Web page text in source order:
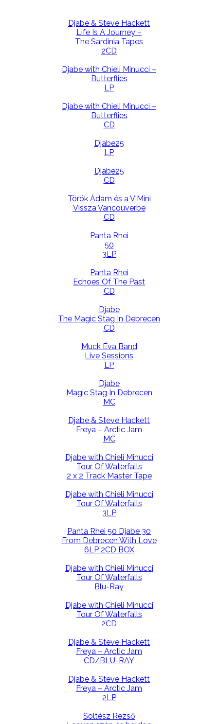
Djabe & Steve Hackett
Life Is A Journey –
The Sardinia Tapes
2CD
Djabe with Chieli Minucci –
Butterflies
LP
Djabe with Chieli Minucci –
Butterflies
CD
Djabe25
LP
Djabe25
CD
Török Ádám és a V Mini
Vissza Vancouverbe
CD
Panta Rhei
50
3LP
Panta Rhei
Echoes Of The Past
CD
Djabe
The Magic Stag In Debrecen
CD
Muck Éva Band
Live Sessions
LP
Djabe
Magic Stag In Debrecen
MC
Djabe & Steve Hackett
Freya – Arctic Jam
MC
Djabe with Chieli Minucci
Tour Of Waterfalls
2 x 2 Track Master Tape
Djabe with Chieli Minucci
Tour Of Waterfalls
3LP
Panta Rhei 50 Djabe 30
From Debrecen With Love
6LP 2CD BOX
Djabe with Chieli Minucci
Tour Of Waterfalls
Blu-Ray
Djabe with Chieli Minucci
Tour Of Waterfalls
2CD
Djabe & Steve Hackett
Freya – Arctic Jam
CD/BLU-RAY
Djabe & Steve Hackett
Freya – Arctic Jam
2LP
Soltész Rezső